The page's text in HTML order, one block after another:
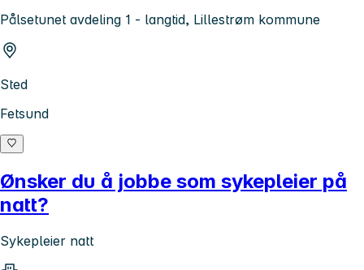
Pålsetunet avdeling 1 - langtid, Lillestrøm kommune
Sted
Fetsund
Ønsker du å jobbe som sykepleier på
natt?
Sykepleier natt